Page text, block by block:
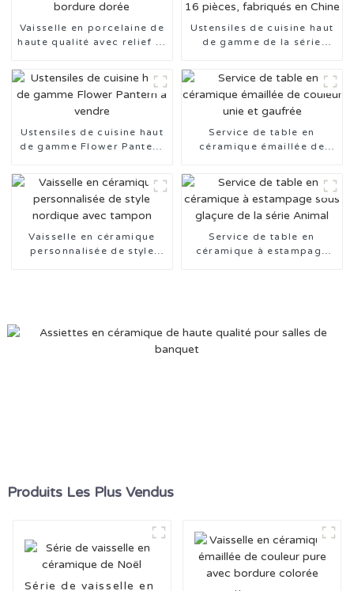
Vaisselle en porcelaine de
haute qualité avec relief et
Ustensiles de cuisine haut
de gamme de la série
Ustensiles de cuisine haut
de gamme Flower Pantern
Service de table en
céramique émaillée de
Vaisselle en céramique
personnalisée de style
Service de table en
céramique à estampage
Produits Les Plus Vendus
Série de vaisselle en